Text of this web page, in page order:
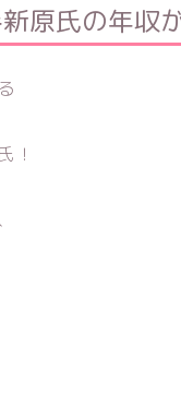
原氏の年収
！